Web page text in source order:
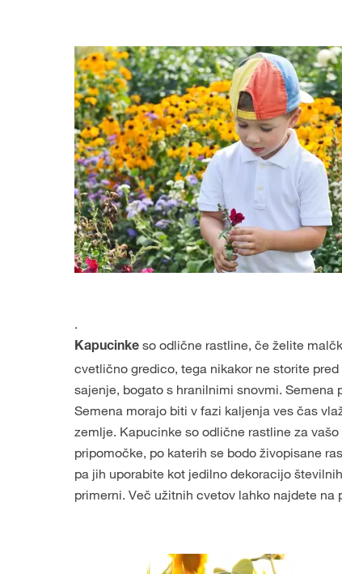
.
Kapucinke so odlične rastline, če želite
cvetlično gredico, tega nikakor ne storite
sajenje, bogato s hranilnimi snovmi.
Semena morajo biti v fazi kaljenja ves čas
zemlje. Kapucinke so odlične rastline za
pripomočke, po katerih se bodo živopisane
pa jih uporabite kot jedilno dekoracijo
primerni. Več užitnih cvetov lahko najdete na